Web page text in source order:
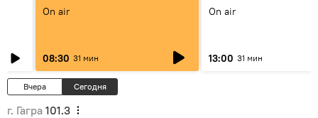
On air
08:30 31 мин
On air
13:00 31 мин
Вчера Сегодня
г. Гагра 101.3